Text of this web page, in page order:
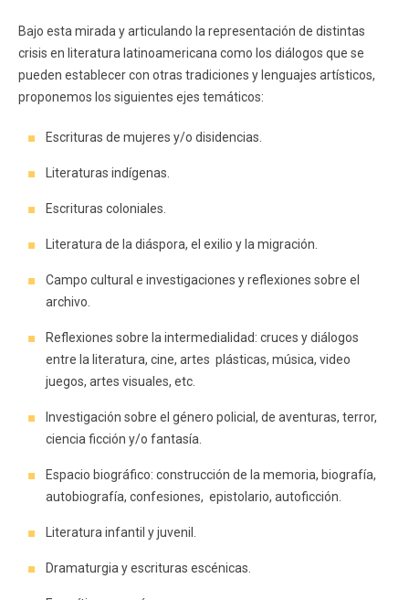
Bajo esta mirada y articulando la representación de distintas
crisis en literatura latinoamericana como los diálogos que se
pueden establecer con otras tradiciones y lenguajes artísticos,
proponemos los siguientes ejes temáticos:
Escrituras de mujeres y/o disidencias.
Literaturas indígenas.
Escrituras coloniales.
Literatura de la diáspora, el exilio y la migración.
Campo cultural e investigaciones y reflexiones sobre el
archivo.
Reflexiones sobre la intermedialidad: cruces y diálogos
entre la literatura, cine, artes plásticas, música, video
juegos, artes visuales, etc.
Investigación sobre el género policial, de aventuras, terror,
ciencia ficción y/o fantasía.
Espacio biográfico: construcción de la memoria, biografía,
autobiografía, confesiones, epistolario, autoficción.
Literatura infantil y juvenil.
Dramaturgia y escrituras escénicas.